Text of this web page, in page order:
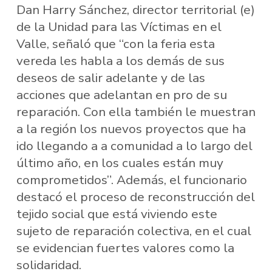
Dan Harry Sánchez, director territorial (e)
de la Unidad para las Víctimas en el
Valle, señaló que “con la feria esta
vereda les habla a los demás de sus
deseos de salir adelante y de las
acciones que adelantan en pro de su
reparación. Con ella también le muestran
a la región los nuevos proyectos que ha
ido llegando a a comunidad a lo largo del
último año, en los cuales están muy
comprometidos”. Además, el funcionario
destacó el proceso de reconstrucción del
tejido social que está viviendo este
sujeto de reparación colectiva, en el cual
se evidencian fuertes valores como la
solidaridad.